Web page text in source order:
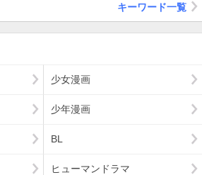
キーワード一覧
少女漫画
少年漫画
BL
ヒューマンドラマ